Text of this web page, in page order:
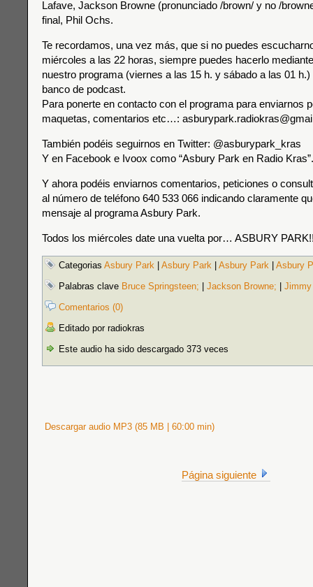
Lafave, Jackson Browne (pronunciado /brown/ y no /
final, Phil Ochs.
Te recordamos, una vez más, que si no puedes
miércoles a las 22 horas, siempre puedes hacerlo
nuestro programa (viernes a las 15 h. y sábado a las 01
banco de podcast.
Para ponerte en contacto con el programa para enviarnos
maquetas, comentarios etc…:
También podéis seguirnos en Twitter: @asburypark_kras
Y en Facebook e Ivoox como “Asbury Park en Radio Kras”.
Y ahora podéis enviarnos comentarios, peticiones o
al número de teléfono 640 533 066 indicando claramente
mensaje al programa Asbury Park.
Todos los miércoles date una vuelta por… ASBURY
Categorias Asbury Park Asbury Park Asbury Park
Asbury
Palabras clave Bruce Springsteen; Jackson Browne;
Comentarios (0)
Editado por radiokras
Este audio ha sido descargado 373 veces
Descargar audio MP3 (85 MB | 60:00 min)
Página siguiente